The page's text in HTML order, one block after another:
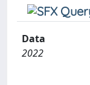
Data
2022